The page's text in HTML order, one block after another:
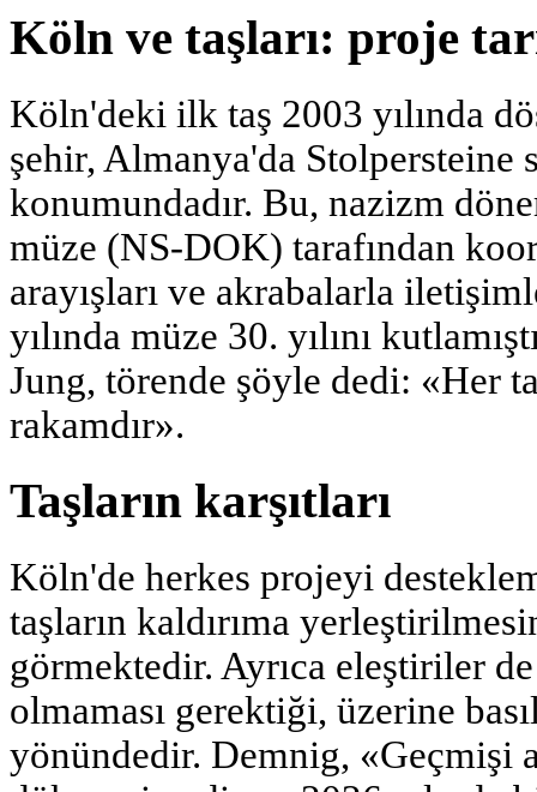
Köln ve taşları: proje
Köln'deki ilk taş 2003 yılında
şehir, Almanya'da Stolpersteine
konumundadır. Bu, nazizm
müze (NS-DOK) tarafından
arayışları ve akrabalarla
yılında müze 30. yılını
Jung, törende şöyle dedi: «Her
rakamdır».
Taşların karşıtları
Köln'de herkes projeyi
taşların kaldırıma
görmektedir. Ayrıca eleştiriler
olmaması gerektiği, üzerine
yönündedir. Demnig, «Geçmişi